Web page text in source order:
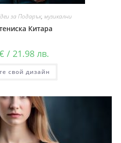
за Подарък, музикални
Китара
/ 21.98 лв.
свой дизайн